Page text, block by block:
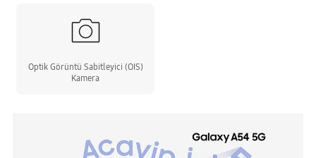
Optik Görüntü Sabitleyici (OIS)
Kamera